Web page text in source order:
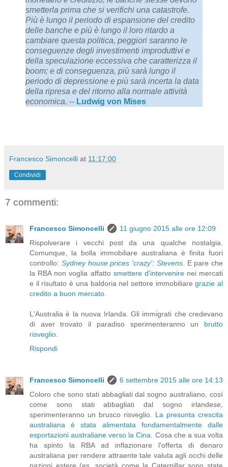
smetterla prima che si verifichi una catastrofe.
Più è lungo il periodo di espansione del credito
delle banche e più è lungo il loro ritardo a
cambiare questa politica, peggiori saranno le
conseguenze degli investimenti improduttivi e
della speculazione eccessiva che caratterizza il
boom; e di conseguenza, più sarà lungo il
periodo di depressione e più sarà incerta la data
della ripresa e del ritorno alla normale attività
economica. -- Ludwig von Mises
Francesco Simoncelli at 11:17:00
Condividi
7 commenti:
Francesco Simoncelli
11 giugno 2015 alle ore 12:09
Rispolverare i vecchi post da una qualche nostalgia.
Comunque, la bolla immobiliare australiana è finita fuori
controllo: Sydney house prices 'crazy': Stevens. E pare che
la RBA non voglia affatto smettere d'intervenirenei mercati
e il risultato è una baldoria nel settore immobiliaregrazie al
credito a buon mercato
L'Australia è la nuova Irlanda. Gli immigrati che credevano
di aver trovato il paradiso sperimenteranno un brutto
risveglio
Rispondi
Francesco Simoncelli
6 settembre 2015 alle ore 14:13
Coloro che sono stati abbagliati dal sogno australiano, così
come sono stati abbagliati dal sogno irlandese,
sperimenteranno un brusco risveglio. La presunta crescita
australiana è stata alimentata fondamentalmente dalle
esportazioni australiane verso la Cina . Cosa che a sua volta
ha spinto la RBA ad inflazionare l'offerta di denaro
australiana per rendere attraente tale valuta agli occhi delle